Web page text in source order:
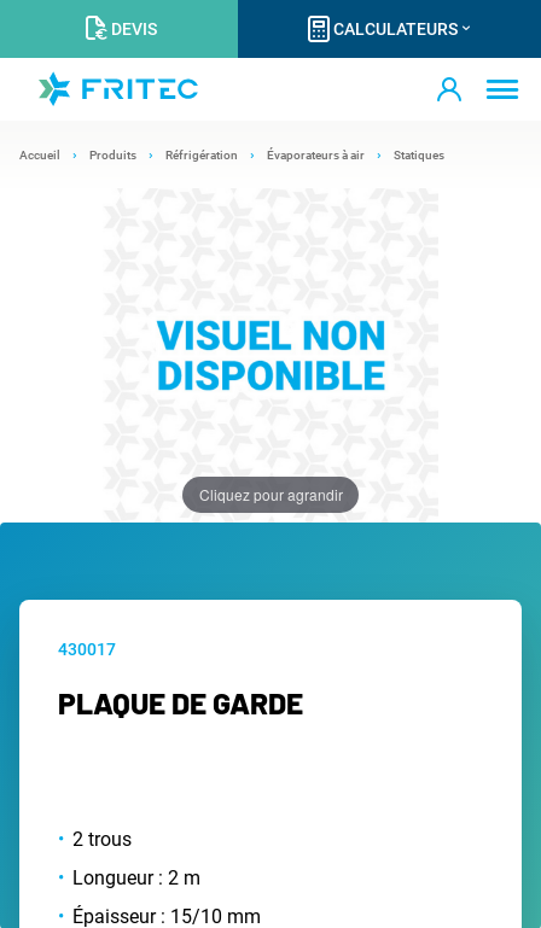
DEVIS CALCULATEURS
Accueil Produits Réfrigération Évaporateurs à air Statiques
Cliquez pour agrandir
430017
PLAQUE DE GARDE
2 trous
Longueur : 2 m
Épaisseur : 15/10 mm